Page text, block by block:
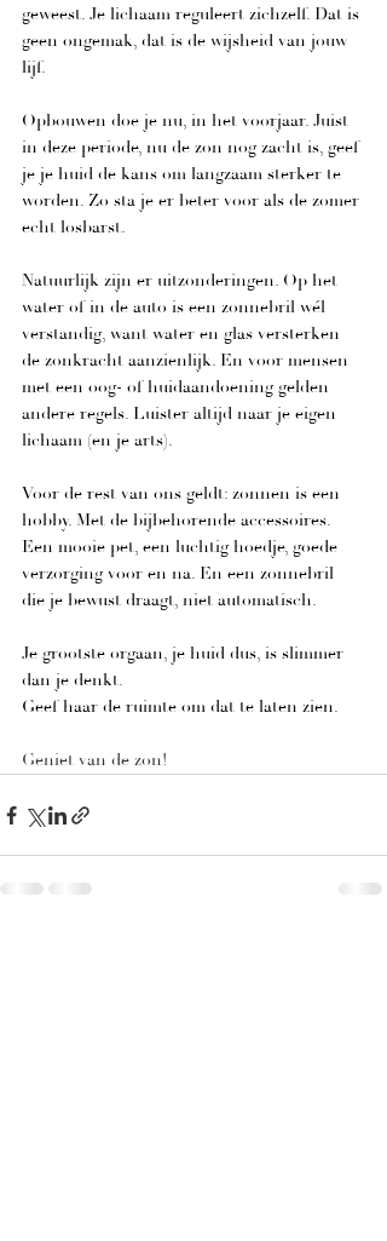
geweest. Je lichaam reguleert zichzelf. Dat is
geen ongemak, dat is de wijsheid van jouw
lijf.
Opbouwen doe je nu, in het voorjaar. Juist
in deze periode, nu de zon nog zacht is, geef
je je huid de kans om langzaam sterker te
worden. Zo sta je er beter voor als de zomer
echt losbarst.
Natuurlijk zijn er uitzonderingen. Op het
water of in de auto is een zonnebril wél
verstandig, want water en glas versterken
de zonkracht aanzienlijk. En voor mensen
met een oog- of huidaandoening gelden
andere regels. Luister altijd naar je eigen
lichaam (en je arts).
Voor de rest van ons geldt: zonnen is een
hobby. Met de bijbehorende accessoires.
Een mooie pet, een luchtig hoedje, goede
verzorging voor en na. En een zonnebril
die je bewust draagt, niet automatisch.
Je grootste orgaan, je huid dus, is slimmer
dan je denkt.
Geef haar de ruimte om dat te laten zien.
Geniet van de zon!